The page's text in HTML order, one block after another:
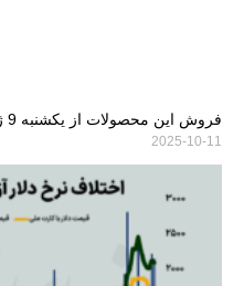
فروش این محصولات از یکشنبه 9 ژانویه +جزئیات
2025-10-11